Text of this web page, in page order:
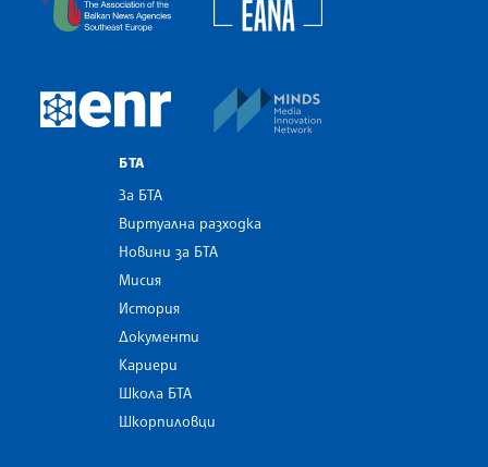
European Newsroom
БТА
За БТА
Виртуална разходка
Новини за БТА
Мисия
История
Документи
Кариери
Школа БТА
Шкорпиловци